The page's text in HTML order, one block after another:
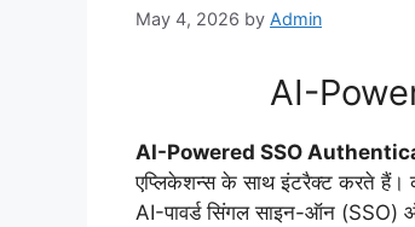
May 4, 2026 by Admin
AI-
AI-Powered SSO
एप्लिकेशन्स के साथ इंटरैक्ट करते हैं।
AI-पावर्ड सिंगल साइन-ऑन (SSO)